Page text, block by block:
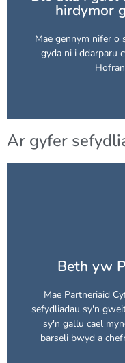
hirdymor
Mae gennym nifer o
gyda ni i ddarparu
Ydych chi'n
Ar gyfer
Beth yw
Mae Partneriaid
sefydliadau sy'n
sy'n gallu cael
barseli bwyd a
Mae
gweledigaeth i
hanfodol os yw'r